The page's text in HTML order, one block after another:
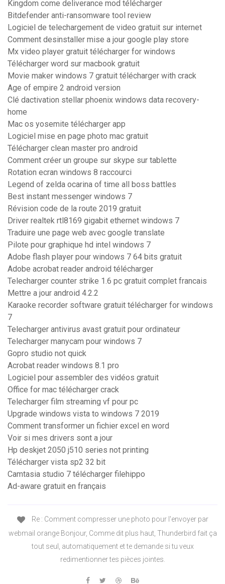
Kingdom come deliverance mod télécharger
Bitdefender anti-ransomware tool review
Logiciel de telechargement de video gratuit sur internet
Comment desinstaller mise a jour google play store
Mx video player gratuit télécharger for windows
Télécharger word sur macbook gratuit
Movie maker windows 7 gratuit télécharger with crack
Age of empire 2 android version
Clé dactivation stellar phoenix windows data recovery-
home
Mac os yosemite télécharger app
Logiciel mise en page photo mac gratuit
Télécharger clean master pro android
Comment créer un groupe sur skype sur tablette
Rotation ecran windows 8 raccourci
Legend of zelda ocarina of time all boss battles
Best instant messenger windows 7
Révision code de la route 2019 gratuit
Driver realtek rtl8169 gigabit ethernet windows 7
Traduire une page web avec google translate
Pilote pour graphique hd intel windows 7
Adobe flash player pour windows 7 64 bits gratuit
Adobe acrobat reader android télécharger
Telecharger counter strike 1.6 pc gratuit complet francais
Mettre a jour android 4.2.2
Karaoke recorder software gratuit télécharger for windows
7
Telecharger antivirus avast gratuit pour ordinateur
Telecharger manycam pour windows 7
Gopro studio not quick
Acrobat reader windows 8.1 pro
Logiciel pour assembler des vidéos gratuit
Office for mac télécharger crack
Telecharger film streaming vf pour pc
Upgrade windows vista to windows 7 2019
Comment transformer un fichier excel en word
Voir si mes drivers sont a jour
Hp deskjet 2050 j510 series not printing
Télécharger vista sp2 32 bit
Camtasia studio 7 télécharger filehippo
Ad-aware gratuit en français
Re : Comment compresser une photo pour l'envoyer par
webmail orange Bonjour, Comme dit plus haut, Thunderbird fait ça
tout seul, automatiquement et te demande si tu veux
redimentionner tes pièces jointes.